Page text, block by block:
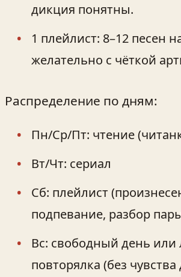
дикция понятны.
1 плейлист: 8–12 песен
желательно с чёткой
Распределение по дням:
Пн/Ср/Пт: чтение
Вт/Чт: сериал
Сб: плейлист
подпевание, разбор
Вс: свободный день или
повторялка (без